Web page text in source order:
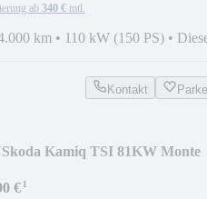
ab 340 € mtl.
km • 110 kW (150 PS) •
Kontakt
Skoda Kamiq TSI 81KW Monte
€¹